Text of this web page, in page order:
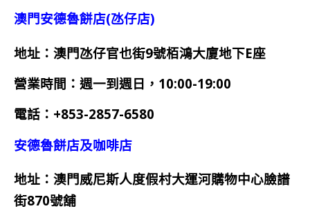
澳門安德魯餅店(氹仔店)
地址：澳門氹仔官也街9號栢鴻大廈地下E座
營業時間：週一到週日，10:00-19:00
電話：+853-2857-6580
安德魯餅店及咖啡店
地址：澳門威尼斯人度假村大運河購物中心臉譜
街870號舖